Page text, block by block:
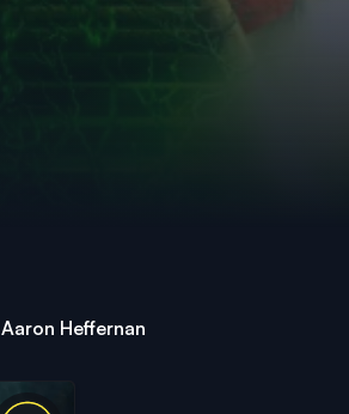
Aaron Heffernan